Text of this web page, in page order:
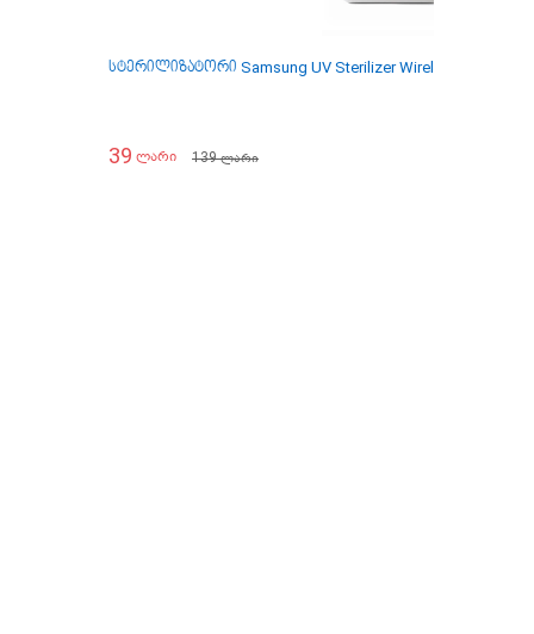
სტერილიზატორი Samsung UV Sterilizer Wireless Charger
39 ლარი 139ლარი